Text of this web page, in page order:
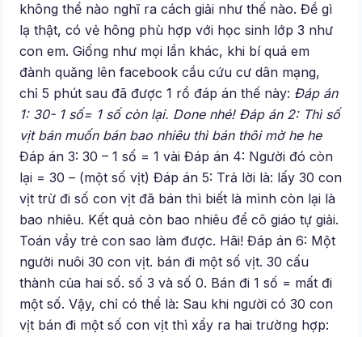
không thể nào nghĩ ra cách giải như thế nào. Đề gì
lạ thật, có vẻ hông phù hợp với học sinh lớp 3 như
con em. Giống như mọi lần khác, khi bí quá em
đành quăng lên facebook cầu cứu cư dân mạng,
chỉ 5 phút sau đã được 1 rổ đáp án thế này: Đáp án
1: 30- 1 số= 1 số còn lại. Done nhé! Đáp án 2: Thì số
vịt bán muốn bán bao nhiêu thì bán thôi mờ he he
Đáp án 3: 30 – 1 số = 1 vài Đáp án 4: Người đó còn
lại = 30 – (một số vịt) Đáp án 5: Trả lời là: lấy 30 con
vịt trừ đi số con vịt đã bán thì biết là mình còn lại là
bao nhiêu. Kết quả còn bao nhiêu để cô giáo tự giải.
Toán vầy trẻ con sao làm được. Hãi! Đáp án 6: Một
người nuôi 30 con vịt. bán đi một số vịt. 30 cấu
thành của hai số. số 3 và số 0. Bán đi 1 số = mất đi
một số. Vậy, chỉ có thể là: Sau khi người có 30 con
vịt bán đi một số con vịt thì xẩy ra hai trường hợp: